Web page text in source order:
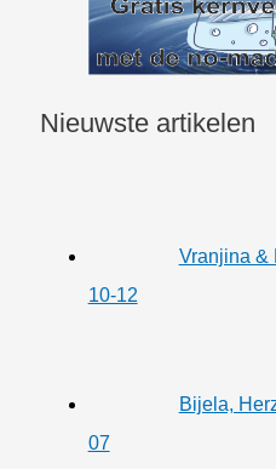
Nieuwste artikelen
Vranjina &
10-12
Bijela,
07